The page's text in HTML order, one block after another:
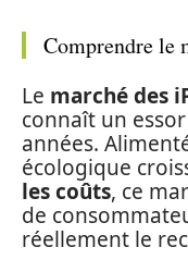
Comprendre le
Le marché des
connaît un
années.
écologique
les coûts, ce
de
réellement le